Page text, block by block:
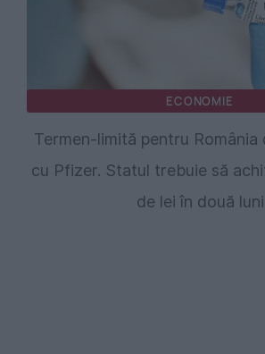
ECONOMIE
Termen-limită pentru România
cu Pfizer. Statul trebuie să
de lei în două luni